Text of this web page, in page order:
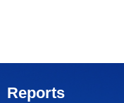
Reports